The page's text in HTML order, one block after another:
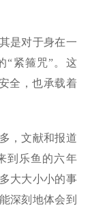
是对于身在一
“紧箍咒”。这
全，也承载着
，文献和报道
到乐鱼的六年
大大小小的事
深刻地体会到